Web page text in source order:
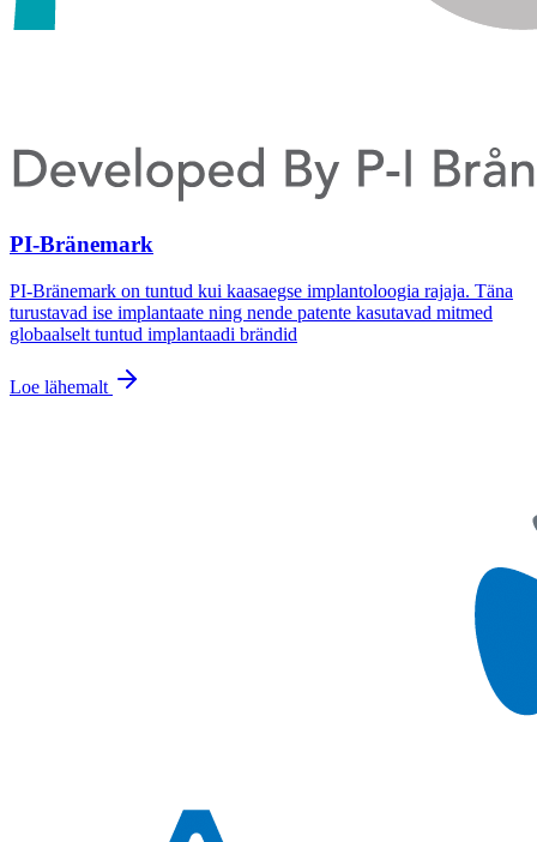
PI-Bränemark
PI-Bränemark on tuntud kui kaasaegse implantoloogia rajaja. Täna
turustavad ise implantaate ning nende patente kasutavad mitmed
globaalselt tuntud implantaadi brändid
Loe lähemalt